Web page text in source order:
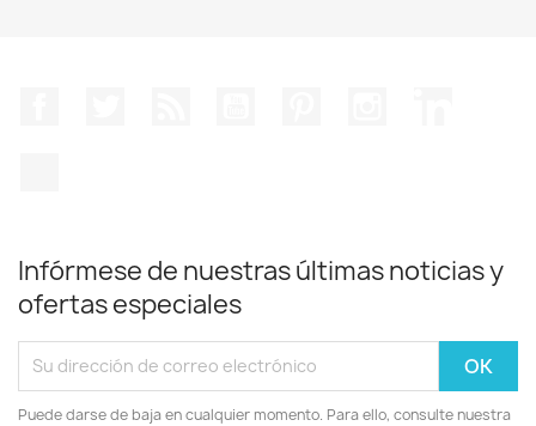
Infórmese de nuestras últimas noticias y
ofertas especiales
Puede darse de baja en cualquier momento. Para ello, consulte nuestra